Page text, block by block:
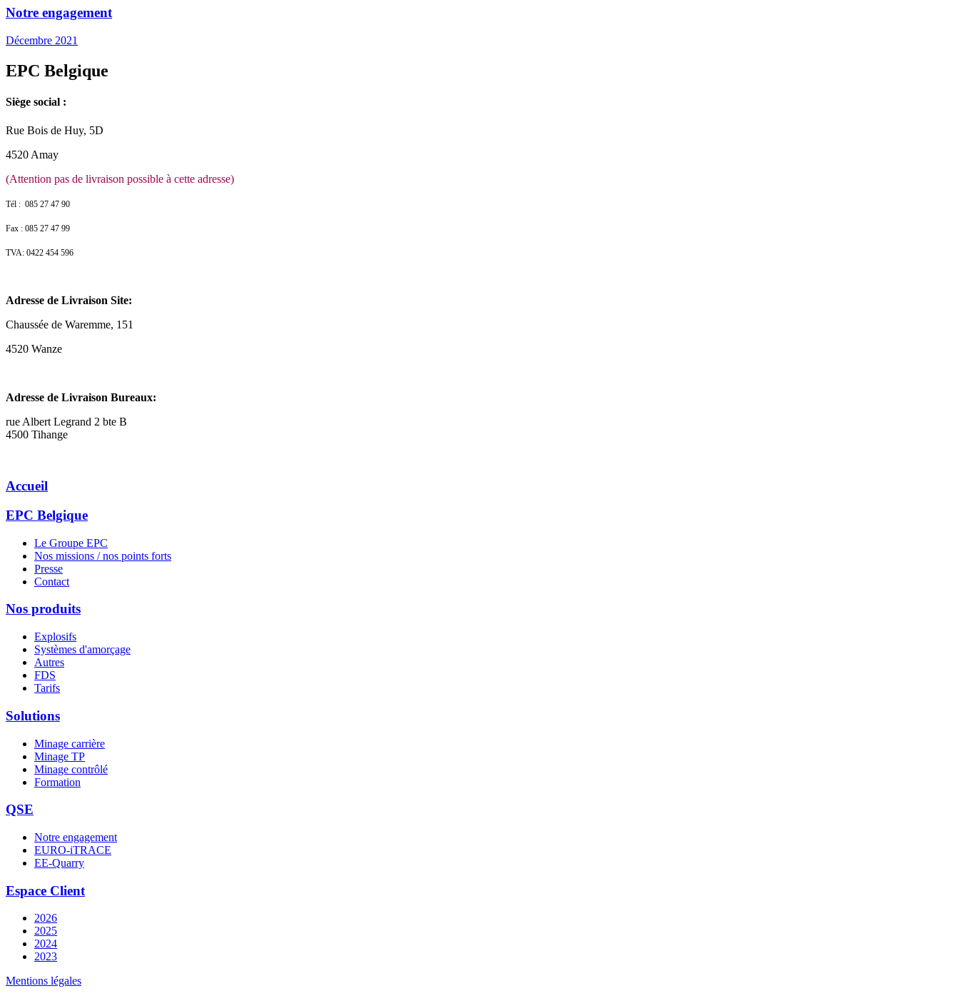
Notre engagement
Décembre 2021
EPC Belgique
Siège social :
Rue Bois de Huy, 5D
4520 Amay
(Attention pas de livraison possible à cette adresse)
Tél : 085 27 47 90
Fax : 085 27 47 99
TVA: 0422 454 596
Adresse de Livraison Site:
Chaussée de Waremme, 151
4520 Wanze
Adresse de Livraison Bureaux:
rue Albert Legrand 2 bte B
4500 Tihange
Accueil
EPC Belgique
Le Groupe EPC
Nos missions / nos points forts
Presse
Contact
Nos produits
Explosifs
Systèmes d'amorçage
Autres
FDS
Tarifs
Solutions
Minage carrière
Minage TP
Minage contrôlé
Formation
QSE
Notre engagement
EURO-iTRACE
EE-Quarry
Espace Client
2026
2025
2024
2023
Mentions légales